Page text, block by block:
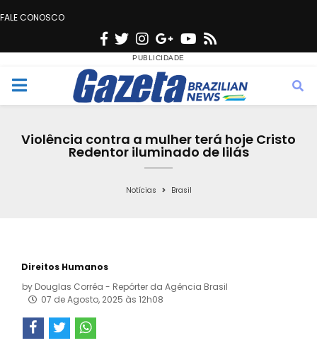
FALE CONOSCO
F
c
e
o
T
w
i
t
e
n
s
t
g
r
a
G
o
o
g
e
Y
u
t
b
s
M
Violência contra a mulher terá hoje Cristo
Redentor iluminado de lilás
Notícias Brasil
Direitos Humanos
by Douglas Corrêa - Repórter da Agência Brasil
07 de Agosto, 2025 às 12h08